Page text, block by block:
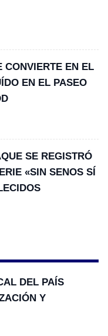
CONVIERTE EN EL
EN EL PASEO
SE REGISTRÓ
«SIN SENOS SÍ
DEL PAÍS
Y